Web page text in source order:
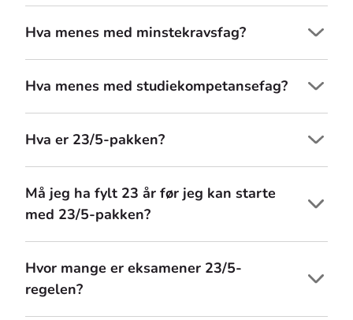
Hva menes med minstekravsfag?
Hva menes med studiekompetansefag?
Hva er 23/5-pakken?
Må jeg ha fylt 23 år før jeg kan starte
med 23/5-pakken?
Hvor mange er eksamener 23/5-
regelen?